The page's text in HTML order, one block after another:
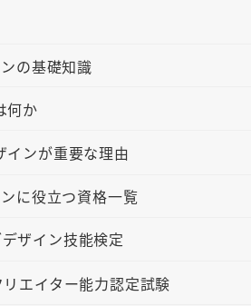
の基礎知識
何か
インが重要な理由
に役立つ資格一覧
ザイン技能検定
エイター能力認定試験